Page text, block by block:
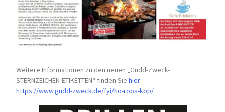
Weitere Informationen zu den neuen „Gudd-Zweck-
STERNZEICHEN-ETIKETTEN“ finden Siehier:
https://www.gudd-zweck.de/fyi/ho-roos-kop/